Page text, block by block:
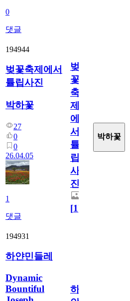
0
댓글
194944
벚꽃축제에서
튤립사진
박하꽃
27
0
0
26.04.05
1
댓글
벚
꽃
축
제
에
서
튤
립
사
진
[1]
박하꽃
194931
하얀민들레
Dynamic
Bountiful
하